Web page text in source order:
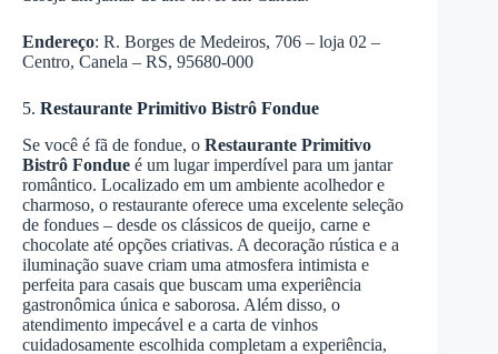
Endereço: R. Borges de Medeiros, 706 – loja 02 –
Centro, Canela – RS, 95680-000
5. Restaurante Primitivo Bistrô Fondue
Se você é fã de fondue, o Restaurante Primitivo
Bistrô Fondue é um lugar imperdível para um jantar
romântico. Localizado em um ambiente acolhedor e
charmoso, o restaurante oferece uma excelente seleção
de fondues – desde os clássicos de queijo, carne e
chocolate até opções criativas. A decoração rústica e a
iluminação suave criam uma atmosfera intimista e
perfeita para casais que buscam uma experiência
gastronômica única e saborosa. Além disso, o
atendimento impecável e a carta de vinhos
cuidadosamente escolhida completam a experiência,